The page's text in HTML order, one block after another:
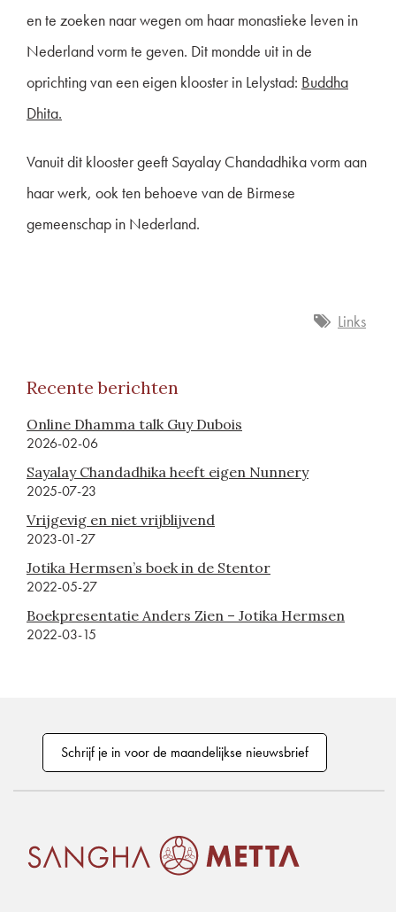
en te zoeken naar wegen om haar monastieke leven in
Nederland vorm te geven. Dit mondde uit in de
oprichting van een eigen klooster in Lelystad: Buddha
Dhita.
Vanuit dit klooster geeft Sayalay Chandadhika vorm aan
haar werk, ook ten behoeve van de Birmese
gemeenschap in Nederland.
Links
Recente berichten
Online Dhamma talk Guy Dubois
2026-02-06
Sayalay Chandadhika heeft eigen Nunnery
2025-07-23
Vrijgevig en niet vrijblijvend
2023-01-27
Jotika Hermsen’s boek in de Stentor
2022-05-27
Boekpresentatie Anders Zien – Jotika Hermsen
2022-03-15
Schrijf je in voor de maandelijkse nieuwsbrief